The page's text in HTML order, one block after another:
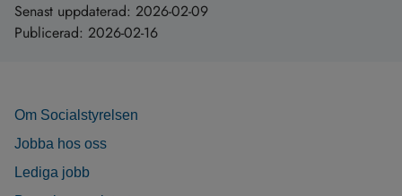
Senast uppdaterad: 2026-02-09
Publicerad: 2026-02-16
Om Socialstyrelsen
Jobba hos oss
Lediga jobb